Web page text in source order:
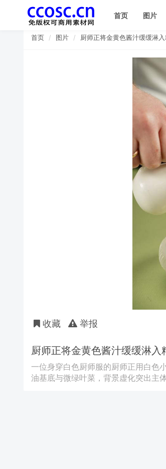
首页 图片
首页 图片 厨师正将金黄色酱汁缓缓淋
收藏 举报
厨师正将金黄色酱汁缓缓淋
一位身穿白色厨师服的厨师正用白色
油基底与微绿叶菜，背景虚化突出主